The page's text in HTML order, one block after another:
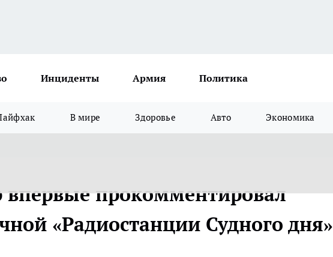
Инциденты Армия Политика
В мире Здоровье Авто Экономика
впервые прокомментировал
«Радиостанции Судного дня»